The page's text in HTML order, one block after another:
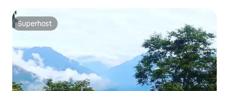
Superhost
Superhost